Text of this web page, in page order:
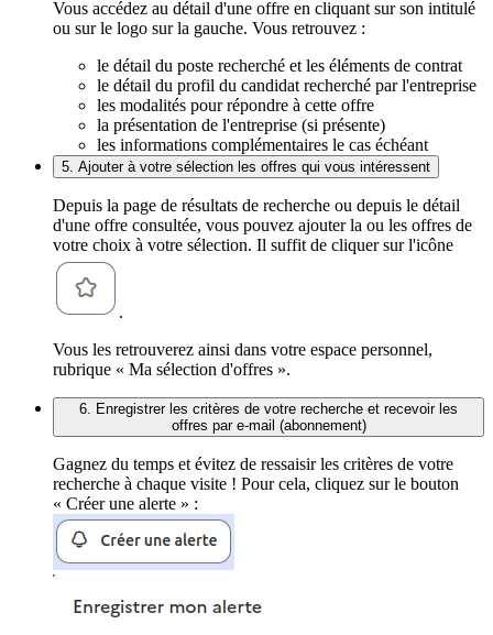
Vous accédez au détail d'une offre en cliquant sur son intitulé
ou sur le logo sur la gauche. Vous retrouvez :
le détail du poste recherché et les éléments de contrat
le détail du profil du candidat recherché par l'entreprise
les modalités pour répondre à cette offre
la présentation de l'entreprise (si présente)
les informations complémentaires le cas échéant
5. Ajouter à votre sélection les offres qui vous intéressent
Depuis la page de résultats de recherche ou depuis le détail
d'une offre consultée, vous pouvez ajouter la ou les offres de
votre choix à votre sélection. Il suffit de cliquer sur l'icône
.
Vous les retrouverez ainsi dans votre espace personnel,
rubrique « Ma sélection d'offres ».
6. Enregistrer les critères de votre recherche et recevoir les
offres par e-mail (abonnement)
Gagnez du temps et évitez de ressaisir les critères de votre
recherche à chaque visite ! Pour cela, cliquez sur le bouton
« Créer une alerte » :